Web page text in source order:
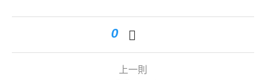
0
上一則